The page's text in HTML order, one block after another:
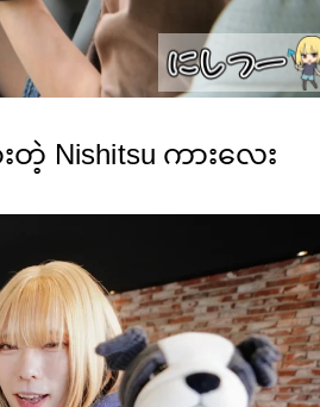
တဲ့ Nishitsu ကားလေး